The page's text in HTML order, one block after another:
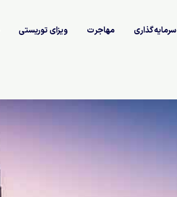
سرمایه‌گذاری مهاجرت ویزای توریستی